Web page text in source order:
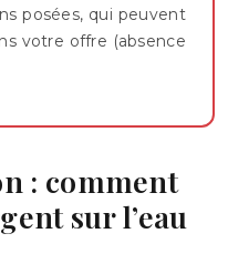
posées, qui peuvent
votre offre (absence
: comment
sur l’eau